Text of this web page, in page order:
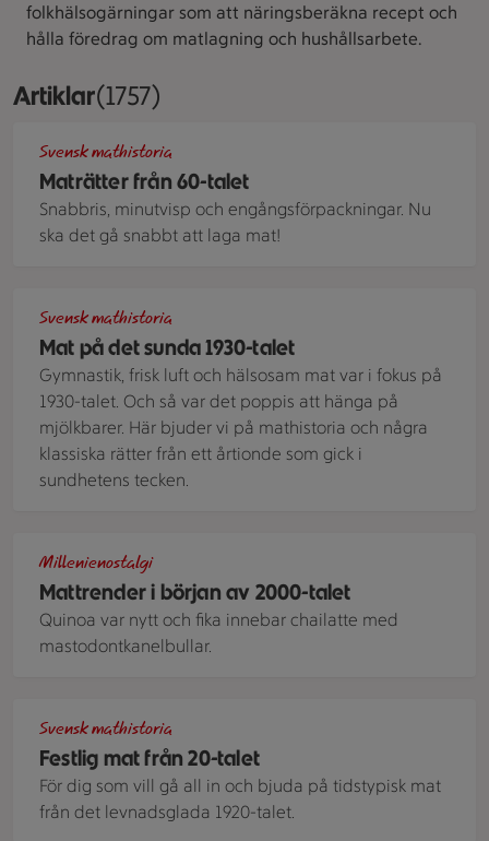
folkhälsogärningar som att näringsberäkna recept och
hålla föredrag om matlagning och hushållsarbete.
ArtiklarVisar 1757 stycken
(1757)
Maträtter från 60-talet
Svensk mathistoria
Snabbris, minutvisp och engångsförpackningar. Nu
ska det gå snabbt att laga mat!
Mat på det sunda 1930-talet
Svensk mathistoria
Gymnastik, frisk luft och hälsosam mat var i fokus på
1930-talet. Och så var det poppis att hänga på
mjölkbarer. Här bjuder vi på mathistoria och några
klassiska rätter från ett årtionde som gick i
sundhetens tecken.
Mattrender i början av 2000-talet
Millenienostalgi
Quinoa var nytt och fika innebar chailatte med
mastodontkanelbullar.
Festlig mat från 20-talet
Svensk mathistoria
För dig som vill gå all in och bjuda på tidstypisk mat
från det levnadsglada 1920-talet.